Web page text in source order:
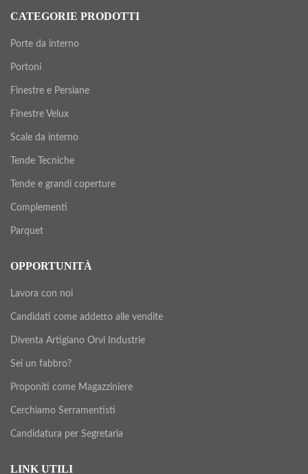
CATEGORIE PRODOTTI
Porte da interno
Portoni
Finestre e Persiane
Finestre Velux
Scale da interno
Tende Tecniche
Tende e grandi coperture
Complementi
Parquet
OPPORTUNITÀ
Lavora con noi
Candidati come addetto alle vendite
Diventa Artigiano Orvi Industrie
Sei un fabbro?
Proponiti come Magazziniere
Cerchiamo Serramentisti
Candidatura per Segretaria
LINK UTILI